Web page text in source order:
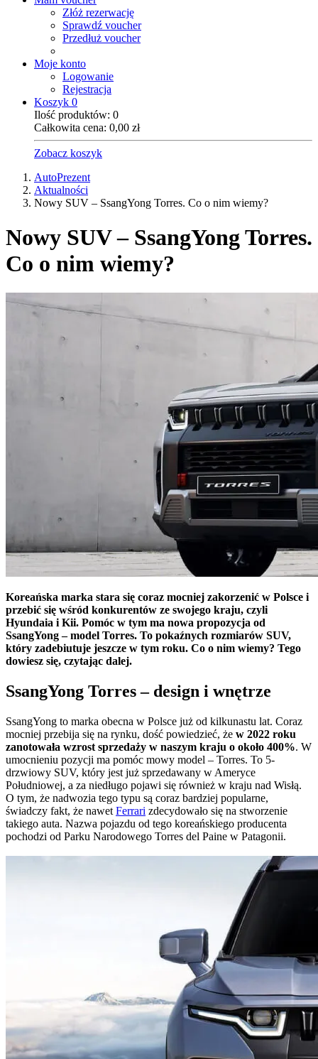
Złóż rezerwację
Sprawdź voucher
Przedłuż voucher
Moje konto
Logowanie
Rejestracja
Koszyk 0
Ilość produktów: 0
Całkowita cena: 0,00 zł
Zobacz koszyk
AutoPrezent
Aktualności
Nowy SUV – SsangYong Torres. Co o nim wiemy?
Nowy SUV – SsangYong Torres.
Co o nim wiemy?
Koreańska marka stara się coraz mocniej zakorzenić w Polsce i
przebić się wśród konkurentów ze swojego kraju, czyli
Hyundaia i Kii. Pomóc w tym ma nowa propozycja od
SsangYong – model Torres. To pokaźnych rozmiarów SUV,
który zadebiutuje jeszcze w tym roku. Co o nim wiemy? Tego
dowiesz się, czytając dalej.
SsangYong Torres – design i wnętrze
SsangYong to marka obecna w Polsce już od kilkunastu lat. Coraz
mocniej przebija się na rynku, dość powiedzieć, że w 2022 roku
zanotowała wzrost sprzedaży w naszym kraju o około 400%. W
umocnieniu pozycji ma pomóc mowy model – Torres. To 5-
drzwiowy SUV, który jest już sprzedawany w Ameryce
Południowej, a za niedługo pojawi się również w kraju nad Wisłą.
O tym, że nadwozia tego typu są coraz bardziej popularne,
świadczy fakt, że nawet Ferrari zdecydowało się na stworzenie
takiego auta. Nazwa pojazdu od tego koreańskiego producenta
pochodzi od Parku Narodowego Torres del Paine w Patagonii.